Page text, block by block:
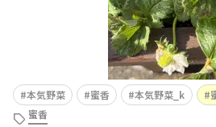
本気野菜 蜜香 本気野菜_k
蜜香